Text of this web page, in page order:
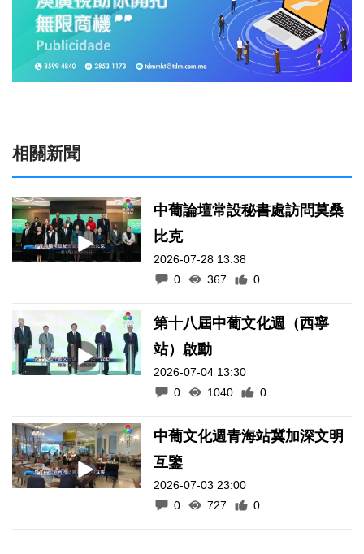
相關新聞
中葡論壇常設秘書處訪問莫桑
比克
2026-07-28 13:38
0
367 0
第十八屆中葡文化週（西寧
站）啟動
2026-07-04 13:30
0
1040 0
中葡文化週青海站冀加深文明
互鑒
2026-07-03 23:00
0
727 0